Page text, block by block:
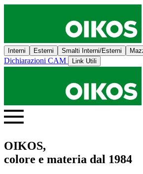
Interni Esterni Smalti Interni/Esterni
Dichiarazioni CAM Link Utili
OIKOS,
colore e materia dal 1984